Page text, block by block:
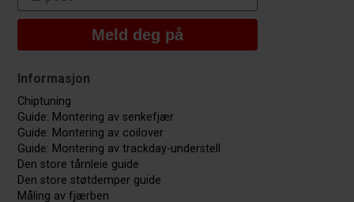
Meld deg på
Informasjon
Chiptuning
Guide: Montering av senkefjær
Guide: Montering av coilover
Guide: Montering av trackday-understell
Den store tårnleie guide
Den store støtdemper guide
Måling av fjærben